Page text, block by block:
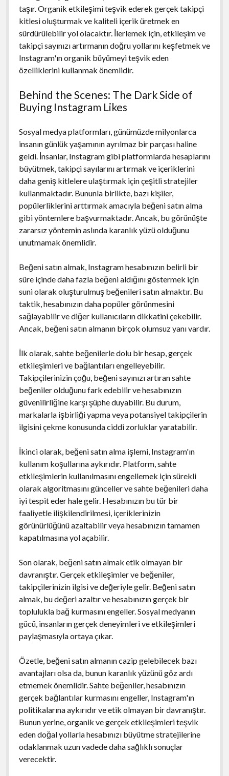
taşır. Organik etkileşimi teşvik ederek gerçek takipçi
kitlesi oluşturmak ve kaliteli içerik üretmek en
sürdürülebilir yol olacaktır. İlerlemek için, etkileşim ve
takipçi sayınızı artırmanın doğru yollarını keşfetmek ve
Instagram'ın organik büyümeyi teşvik eden
özelliklerini kullanmak önemlidir.
Behind the Scenes: The Dark Side of
Buying Instagram Likes
Sosyal medya platformları, günümüzde milyonlarca
insanın günlük yaşamının ayrılmaz bir parçası haline
geldi. İnsanlar, Instagram gibi platformlarda hesaplarını
büyütmek, takipçi sayılarını artırmak ve içeriklerini
daha geniş kitlelere ulaştırmak için çeşitli stratejiler
kullanmaktadır. Bununla birlikte, bazı kişiler,
popülerliklerini arttırmak amacıyla beğeni satın alma
gibi yöntemlere başvurmaktadır. Ancak, bu görünüşte
zararsız yöntemin aslında karanlık yüzü olduğunu
unutmamak önemlidir.
Beğeni satın almak, Instagram hesabınızın belirli bir
süre içinde daha fazla beğeni aldığını göstermek için
suni olarak oluşturulmuş beğenileri satın almaktır. Bu
taktik, hesabınızın daha popüler görünmesini
sağlayabilir ve diğer kullanıcıların dikkatini çekebilir.
Ancak, beğeni satın almanın birçok olumsuz yanı vardır.
İlk olarak, sahte beğenilerle dolu bir hesap, gerçek
etkileşimleri ve bağlantıları engelleyebilir.
Takipçilerinizin çoğu, beğeni sayınızı artıran sahte
beğeniler olduğunu fark edebilir ve hesabınızın
güvenilirliğine karşı şüphe duyabilir. Bu durum,
markalarla işbirliği yapma veya potansiyel takipçilerin
ilgisini çekme konusunda ciddi zorluklar yaratabilir.
İkinci olarak, beğeni satın alma işlemi, Instagram'ın
kullanım koşullarına aykırıdır. Platform, sahte
etkileşimlerin kullanılmasını engellemek için sürekli
olarak algoritmasını günceller ve sahte beğenileri daha
iyi tespit eder hale gelir. Hesabınızın bu tür bir
faaliyetle ilişkilendirilmesi, içeriklerinizin
görünürlüğünü azaltabilir veya hesabınızın tamamen
kapatılmasına yol açabilir.
Son olarak, beğeni satın almak etik olmayan bir
davranıştır. Gerçek etkileşimler ve beğeniler,
takipçilerinizin ilgisi ve değeriyle gelir. Beğeni satın
almak, bu değeri azaltır ve hesabınızın gerçek bir
toplulukla bağ kurmasını engeller. Sosyal medyanın
gücü, insanların gerçek deneyimleri ve etkileşimleri
paylaşmasıyla ortaya çıkar.
Özetle, beğeni satın almanın cazip gelebilecek bazı
avantajları olsa da, bunun karanlık yüzünü göz ardı
etmemek önemlidir. Sahte beğeniler, hesabınızın
gerçek bağlantılar kurmasını engeller, Instagram'ın
politikalarına aykırıdır ve etik olmayan bir davranıştır.
Bunun yerine, organik ve gerçek etkileşimleri teşvik
eden doğal yollarla hesabınızı büyütme stratejilerine
odaklanmak uzun vadede daha sağlıklı sonuçlar
verecektir.